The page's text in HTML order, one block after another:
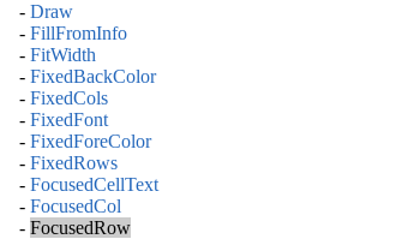
- Draw
- FillFromInfo
- FitWidth
- FixedBackColor
- FixedCols
- FixedFont
- FixedForeColor
- FixedRows
- FocusedCellText
- FocusedCol
- FocusedRow